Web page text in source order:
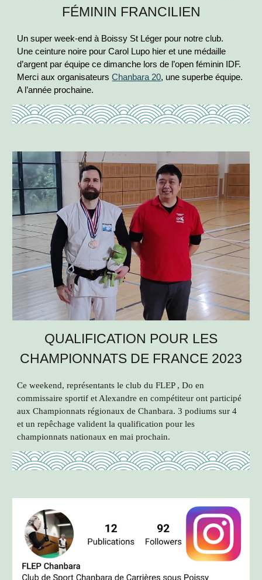
FÉMININ FRANCILIEN
Un super week-end à Boissy St Léger pour notre club.
Une ceinture noire pour Carol Lupo hier et une médaille
d’argent par équipe ce dimanche lors de l’open féminin IDF.
Merci aux organisateurs Chanbara 20, une superbe équipe.
A l’année prochaine.
QUALIFICATION POUR LES
CHAMPIONNATS DE FRANCE 2023
Ce weekend, représentants le club du FLEP , Do en
commissaire sportif et Alexandre en compétiteur ont participé
aux Championnats régionaux de Chanbara. 3 podiums sur 4
et un repêchage valident la qualification pour les
championnats nationaux en mai prochain.